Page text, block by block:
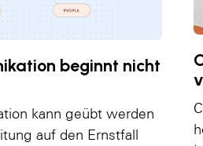
beginnt nicht
kann geübt werden
auf den Ernstfall